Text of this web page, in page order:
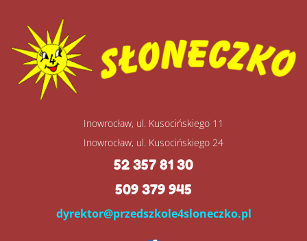
Inowrocław, ul. Kusocińskiego 11
Inowrocław, ul. Kusocińskiego 24
52 357 81 30
509 379 945
dyrektor@przedszkole4sloneczko.pl